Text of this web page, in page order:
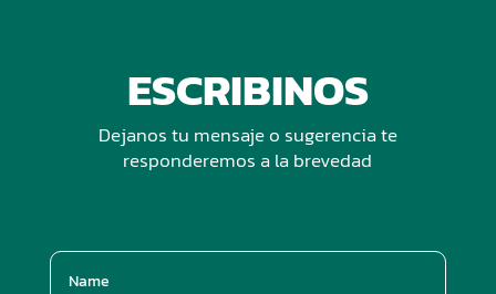
ESCRIBINOS
Dejanos tu mensaje o sugerencia te
responderemos a la brevedad